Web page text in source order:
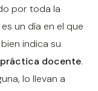
por toda la
es un día en el que
indica su
docente.
lo llevan a